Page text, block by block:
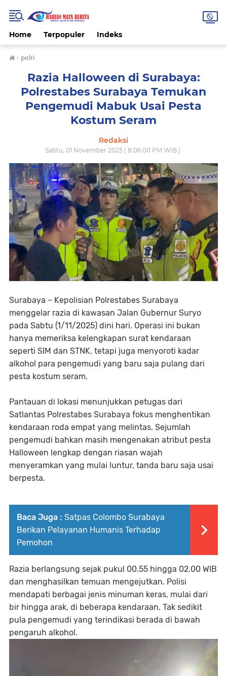
Home Terpopuler Indeks
› polri
Razia Halloween di Surabaya:
Polrestabes Surabaya Temukan
Pengemudi Mabuk Usai Pesta
Kostum Seram
Redaksi
Sabtu, 01 November 2025 | 8:06:00 PM WIB |
Surabaya – Kepolisian Polrestabes Surabaya
menggelar razia di kawasan Jalan Gubernur Suryo
pada Sabtu (1/11/2025) dini hari. Operasi ini bukan
hanya memeriksa kelengkapan surat kendaraan
seperti SIM dan STNK, tetapi juga menyoroti kadar
alkohol para pengemudi yang baru saja pulang dari
pesta kostum seram.
Pantauan di lokasi menunjukkan petugas dari
Satlantas Polrestabes Surabaya fokus menghentikan
kendaraan roda empat yang melintas. Sejumlah
pengemudi bahkan masih mengenakan atribut pesta
Halloween lengkap dengan riasan wajah
menyeramkan yang mulai luntur, tanda baru saja usai
berpesta.
Baca Juga : Satpas Colombo Surabaya
Berikan Pelayanan Humanis Terhadap
Pemohon
Razia berlangsung sejak pukul 00.55 hingga 02.00 WIB
dan menghasilkan temuan mengejutkan. Polisi
mendapati berbagai jenis minuman keras, mulai dari
bir hingga arak, di beberapa kendaraan. Tak sedikit
pula pengemudi yang terindikasi berada di bawah
pengaruh alkohol.